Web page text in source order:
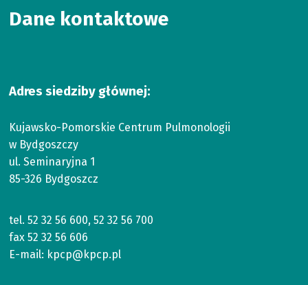
Dane kontaktowe
Adres siedziby głównej:
Kujawsko-Pomorskie Centrum Pulmonologii
w Bydgoszczy
ul. Seminaryjna 1
85-326 Bydgoszcz
tel.52 32 56 600,52 32 56 700
fax52 32 56 606
E-mail: kpcp@kpcp.pl